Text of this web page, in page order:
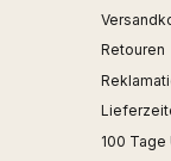
Retouren
100